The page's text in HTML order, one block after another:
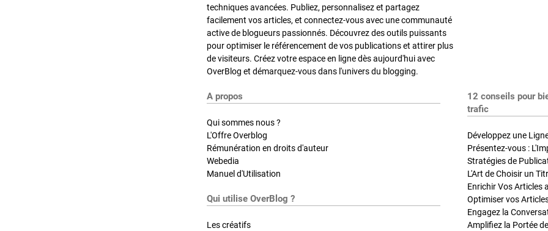
techniques avancées. Publiez, personnalisez et partagez
facilement vos articles, et connectez-vous avec une communauté
active de blogueurs passionnés. Découvrez des outils puissants
pour optimiser le référencement de vos publications et attirer plus
de visiteurs. Créez votre espace en ligne dès aujourd'hui avec
OverBlog et démarquez-vous dans l'univers du blogging.
A propos
Qui sommes nous ?
L'Offre Overblog
Rémunération en droits d'auteur
Webedia
Manuel d'Utilisation
Qui utilise OverBlog ?
Les créatifs
12 conseils pour
trafic
Développez une
Présentez-vous :
L'Art de Choisir un
Optimiser vos
Engagez la
Amplifiez la Portée